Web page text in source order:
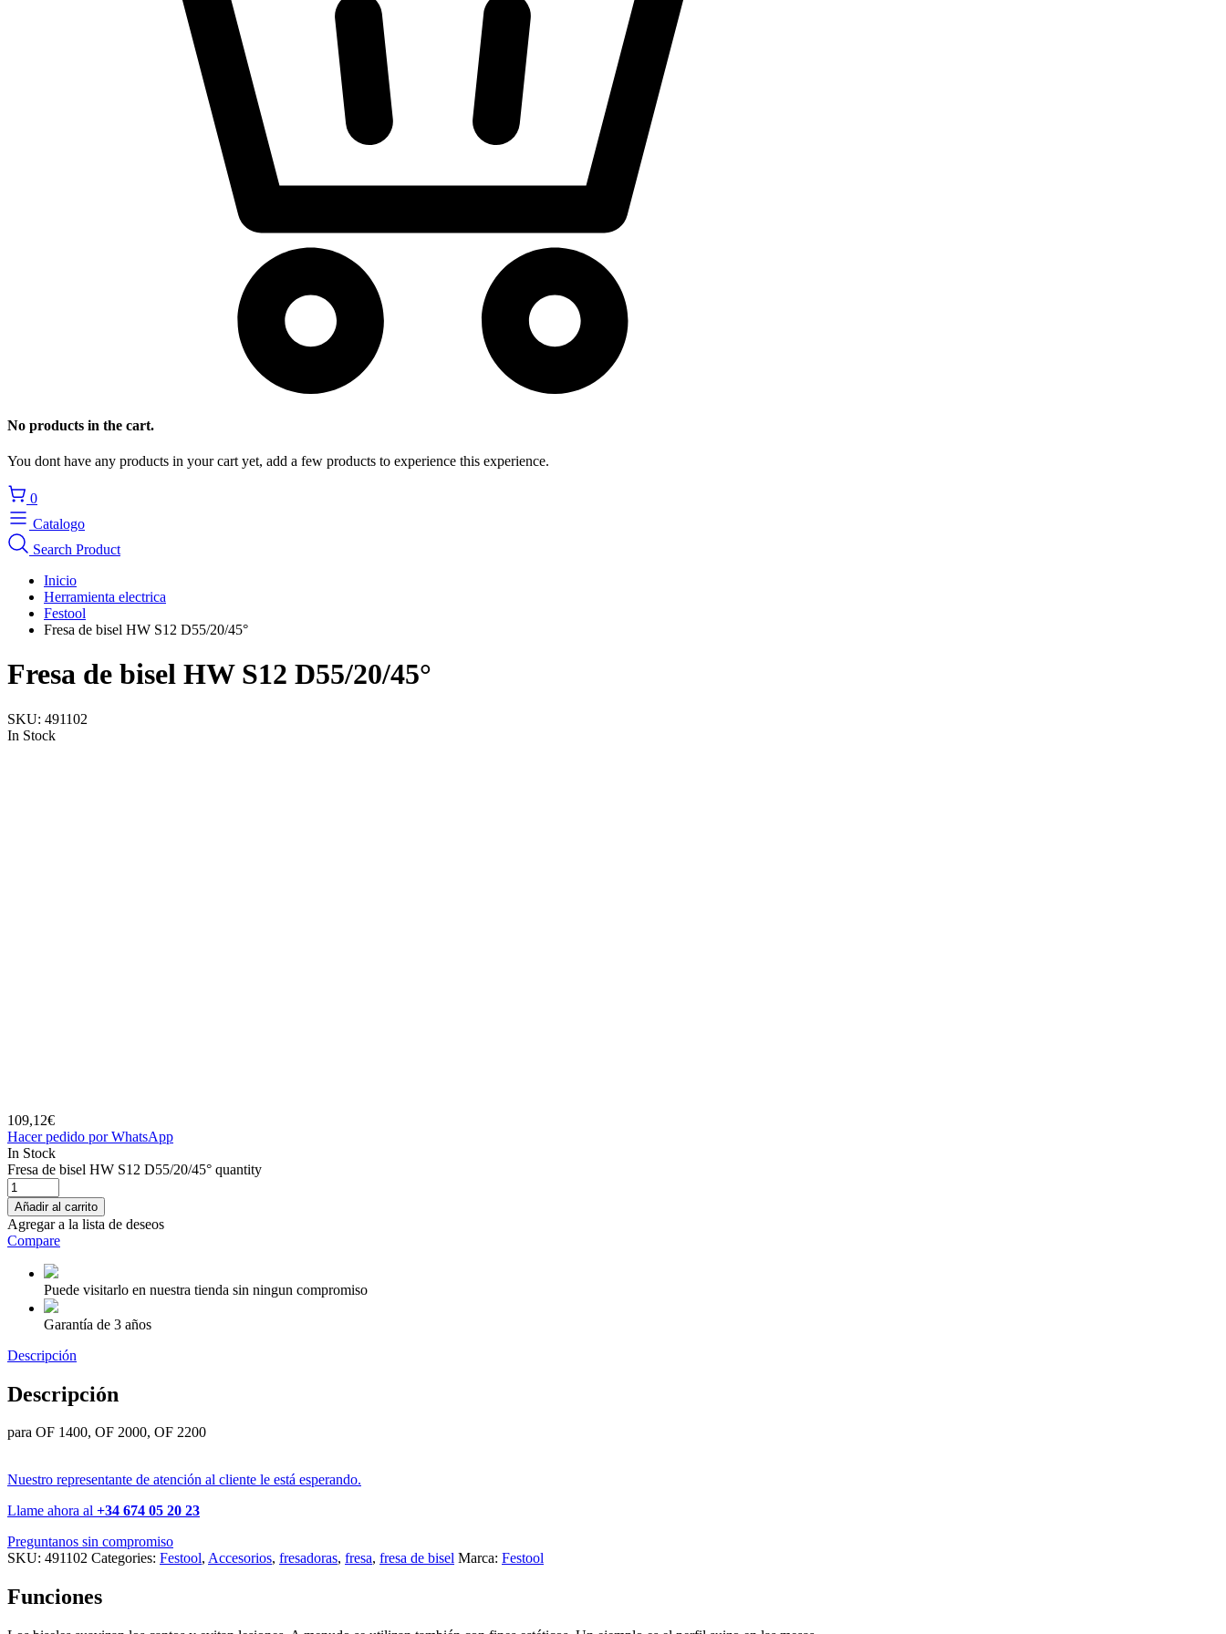
No products in the cart.
You dont have any products in your cart yet, add a few products to experience this experience.
0
Catalogo
Search Product
Inicio
Herramienta electrica
Festool
Fresa de bisel HW S12 D55/20/45°
Fresa de bisel HW S12 D55/20/45°
SKU: 491102
In Stock
109,12€
Hacer pedido por WhatsApp
In Stock
Fresa de bisel HW S12 D55/20/45° quantity
Añadir al carrito
Agregar a la lista de deseos
Compare
Puede visitarlo en nuestra tienda sin ningun compromiso
Garantía de 3 años
Descripción
Descripción
para OF 1400, OF 2000, OF 2200
Nuestro representante de atención al cliente le está esperando.
Llame ahora al +34 674 05 20 23
Preguntanos sin compromiso
SKU: 491102 Categories: Festool, Accesorios, fresadoras, fresa, fresa de bisel Marca: Festool
Funciones